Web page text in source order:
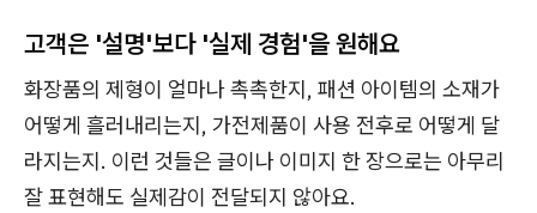
고객은 '설명'보다 '실제 경험'을 원해요
화장품의 제형이 얼마나 촉촉한지, 패션 아이템의 소재가
어떻게 흘러내리는지, 가전제품이 사용 전후로 어떻게 달
라지는지. 이런 것들은 글이나 이미지 한 장으로는 아무리
잘 표현해도 실제감이 전달되지 않아요.